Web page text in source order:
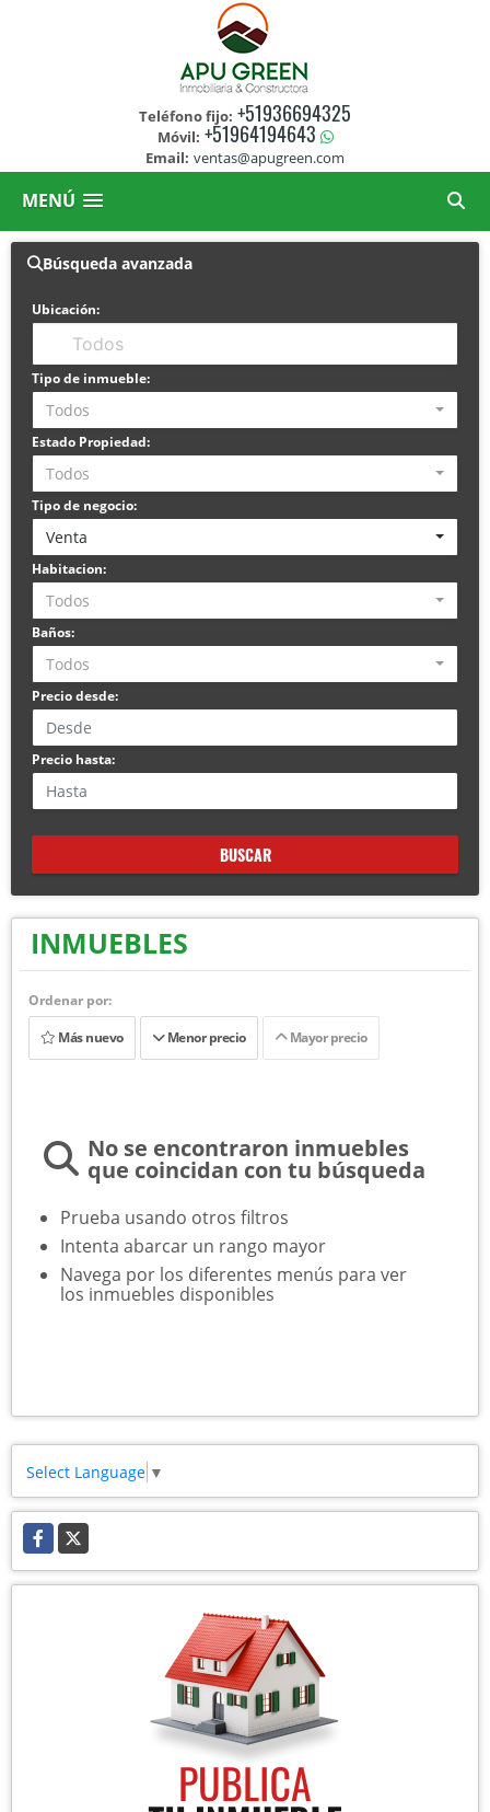
Teléfono fijo: +51936694325
Móvil: +51964194643
Email: ventas@apugreen.com
MENÚ
Búsqueda avanzada
Ubicación:
Tipo de inmueble:
Todos
Estado Propiedad:
Todos
Tipo de negocio:
Venta
Habitacion:
Todos
Baños:
Todos
Precio desde:
Precio hasta:
BUSCAR
INMUEBLES
Ordenar por:
Más nuevo
Menor precio Mayor precio
No se encontraron inmuebles
que coincidan con tu búsqueda
Prueba usando otros filtros
Intenta abarcar un rango mayor
Navega por los diferentes menús para ver
los inmuebles disponibles
Select Language ▼
Facebook
X